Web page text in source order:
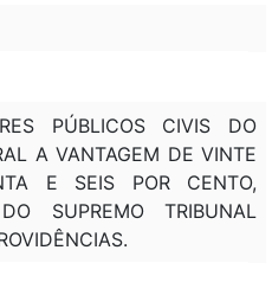
PÚBLICOS CIVIS DO
A VANTAGEM DE VINTE
E SEIS POR CENTO,
SUPREMO TRIBUNAL